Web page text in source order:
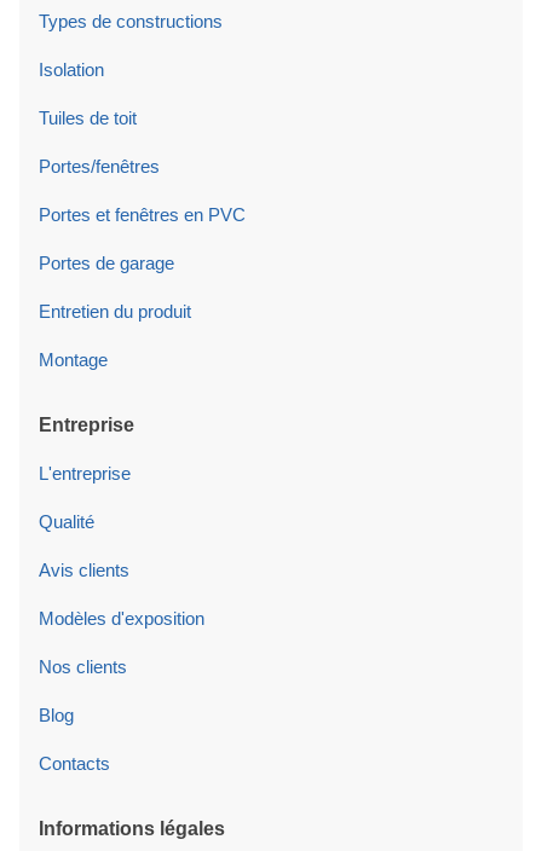
Types de constructions
Isolation
Tuiles de toit
Portes/fenêtres
Portes et fenêtres en PVC
Portes de garage
Entretien du produit
Montage
Entreprise
L'entreprise
Qualité
Avis clients
Modèles d'exposition
Nos clients
Blog
Contacts
Informations légales